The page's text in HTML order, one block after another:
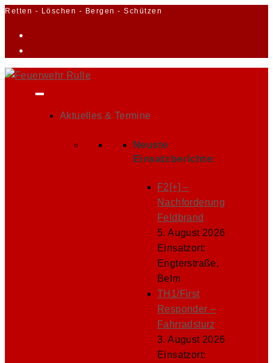
Zum
Retten - Löschen - Bergen - Schützen
Aktuelles & Termine
Neuste
Einsatzberichte:
F2[+] –
Nachforderung
Feldbrand
5. August 2026
Einsatzort:
Engterstraße,
Belm
TH1/First
Responder –
Fahrradsturz
3. August 2026
Einsatzort: